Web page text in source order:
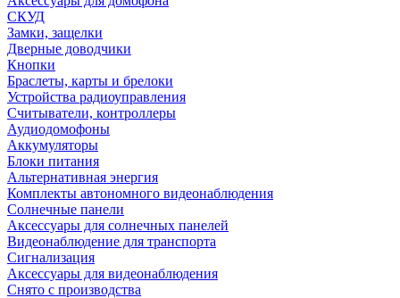
СКУД
Замки, защелки
Дверные доводчики
Кнопки
Браслеты, карты и брелоки
Устройства радиоуправления
Считыватели, контроллеры
Аудиодомофоны
Аккумуляторы
Блоки питания
Альтернативная энергия
Комплекты автономного видеонаблюдения
Солнечные панели
Аксессуары для солнечных панелей
Видеонаблюдение для транспорта
Сигнализация
Аксессуары для видеонаблюдения
Снято с производства